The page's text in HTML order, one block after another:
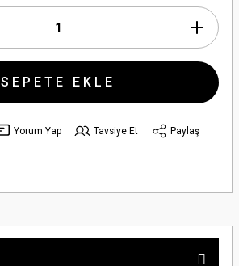
SEPETE EKLE
Yorum Yap Tavsiye Et
Paylaş